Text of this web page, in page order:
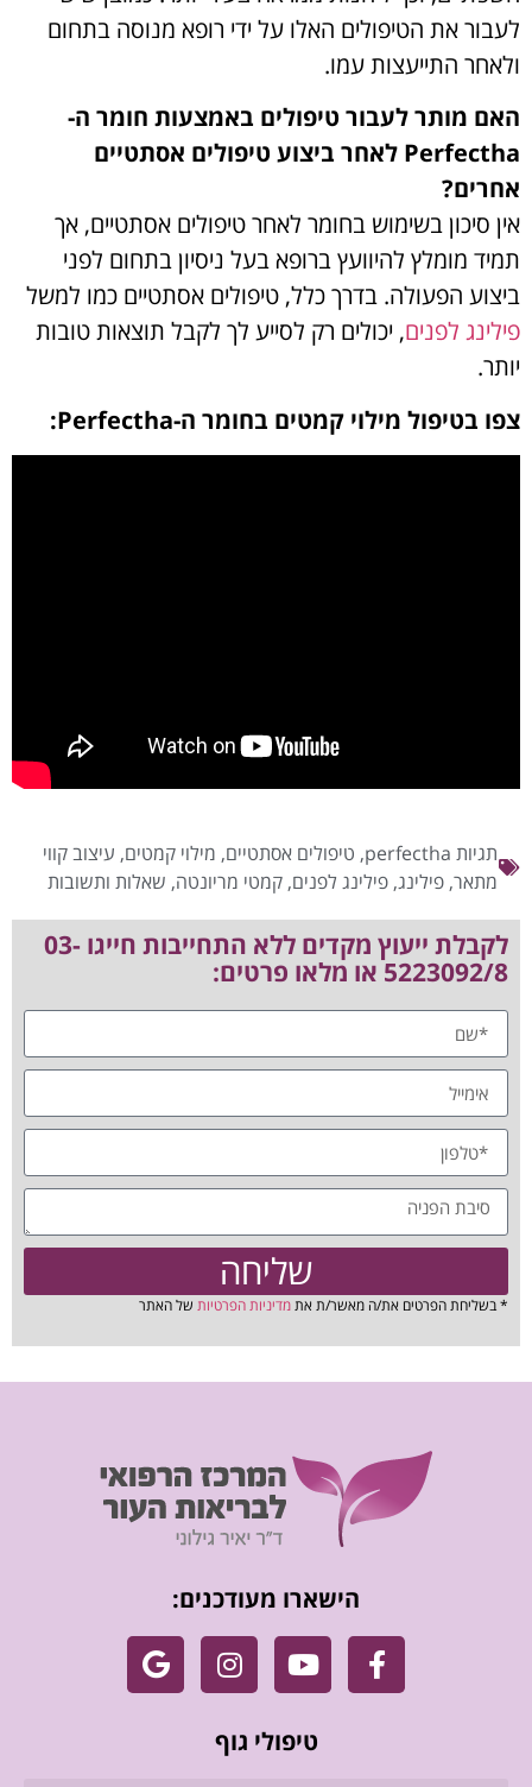
לעבור את הטיפולים האלו על ידי רופא מנוסה בתחום
ולאחר התייעצות עמו.
האם מותר לעבור טיפולים באמצעות חומר ה-
Perfectha לאחר ביצוע טיפולים אסתטיים
אחרים?
אין סיכון בשימוש בחומר לאחר טיפולים אסתטיים, אך
תמיד מומלץ להיוועץ ברופא בעל ניסיון בתחום לפני
ביצוע הפעולה. בדרך כלל, טיפולים אסתטיים כמו למשל
פילינג לפנים, יכולים רק לסייע לך לקבל תוצאות טובות
יותר.
צפו בטיפול מילוי קמטים בחומר ה-Perfectha:
תגיות perfectha
, טיפולים אסתטיים, מילוי קמטים, עיצוב קווי
מתאר, פילינג, פילינג לפנים, קמטי מריונטה, שאלות ותשובות
לקבלת ייעוץ מקדים ללא התחייבות חייגו 03-
5223092/8 או מלאו פרטים:
שליחה
* בשליחת הפרטים את/ה מאשר/ת אתמדיניות הפרטיות של האתר
הישארו מעודכנים:
טיפולי גוף